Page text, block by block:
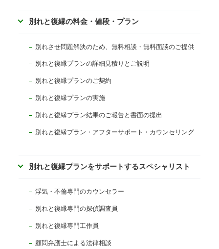
別れと復縁の料金・値段・プラン
別れさせ問題解決のため、無料相談・無料面談のご提供
別れと復縁プランの詳細見積りとご説明
別れと復縁プランのご契約
別れと復縁プランの実施
別れと復縁プラン結果のご報告と書面の提出
別れと復縁プラン・アフターサポート・カウンセリング
別れと復縁プランをサポートするスペシャリスト
浮気・不倫専門のカウンセラー
別れと復縁専門の探偵調査員
別れと復縁専門工作員
顧問弁護士による法律相談